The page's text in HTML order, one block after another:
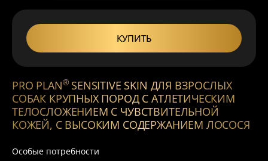
КУПИТЬ
PRO PLAN®SENSITIVE SKIN ДЛЯ ВЗРОСЛЫХ
СОБАК КРУПНЫХ ПОРОД С АТЛЕТИЧЕСКИМ
ТЕЛОСЛОЖЕНИЕМ С ЧУВСТВИТЕЛЬНОЙ
КОЖЕЙ, С ВЫСОКИМ СОДЕРЖАНИЕМ ЛОСОСЯ
Особые потребности